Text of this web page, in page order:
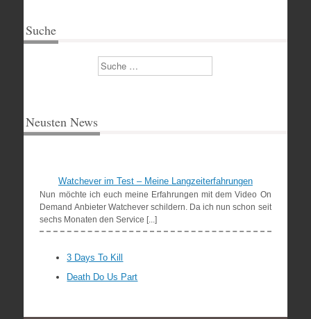
Suche
Suchen
Neusten News
Watchever im Test – Meine Langzeiterfahrungen
Nun möchte ich euch meine Erfahrungen mit dem Video On
Demand Anbieter Watchever schildern. Da ich nun schon seit
sechs Monaten den Service [...]
3 Days To Kill
Death Do Us Part